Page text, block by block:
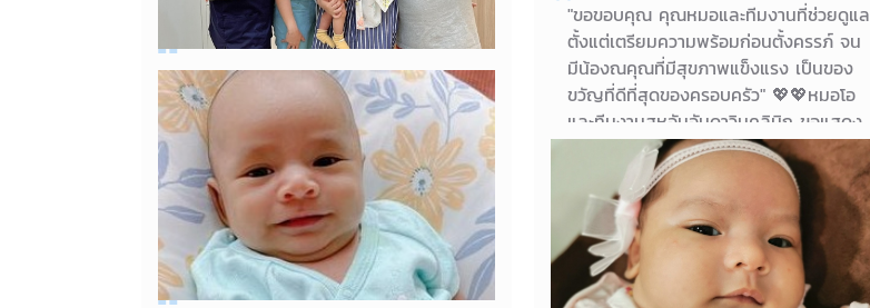
"ขอขอบคุณ คุณหมอและทีมงานที่ช่วยดูแล
ตั้งแต่เตรียมความพร้อมก่อนตั้งครรภ์ จน
มีน้องณคุณที่มีสุขภาพแข็งแรง เป็นของ
ขวัญที่ดีที่สุดของครอบครัว" 💖💖หมอโอ
และทีมงานสหอันอันดาวินคลินิก ขอแสดง
ความยินดีกับคุณพ่อ คุณแม่ และ
ครอบครัวมา ณ ที่นี้ค่า 💖💖
25/05/2022
น้องณคุณ ลูกชายคุณแม่ตฤษณา
หนูน้อยแป้งเค้กมารับวัคซีนอายุครบ 6
เดือน กับลุงหมอหนึ่งค่า หลังฉีดก็จะ
อารมณ์ดีหน่อยๆ 😆 😊
14/11/2021
ลูกสาวคุณแม่อรณิชา